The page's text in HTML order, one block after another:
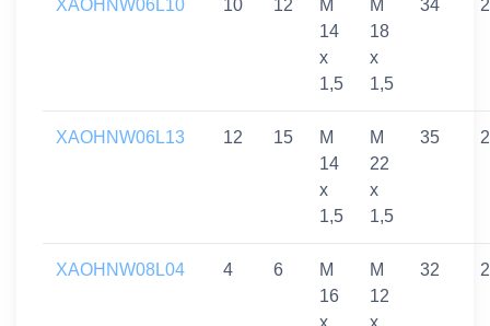
XAOHNW06L10 10 12
M
14
x
1,5
M
18
x
1,5
34
XAOHNW06L13 12 15
M
14
x
1,5
M
22
x
1,5
35
XAOHNW08L04 4 6
M
16
x
M
12
x
32